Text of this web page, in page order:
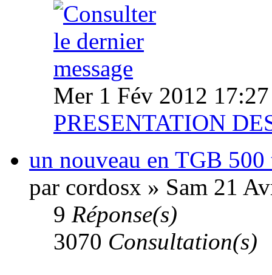
Mer 1 Fév 2012 17:27
PRESENTATION
un nouveau en TGB 500
par cordosx » Sam 21
9 Réponse(s)
3070 Consultation(s)